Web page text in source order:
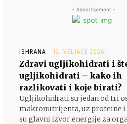
- Advertisement -
ISHRANA 12. VELJAČE 2026.
Zdravi ugljikohidrati i
ugljikohidrati – kako ih
razlikovati i koje birati?
Ugljikohidrati su jedan od tri
makronutrijenta, uz proteine i
su glavni izvor energije za